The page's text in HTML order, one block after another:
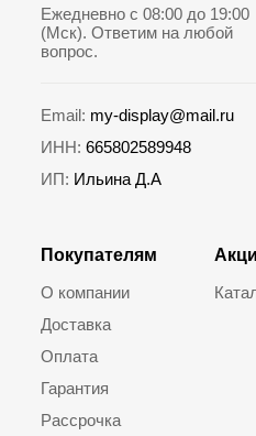
Покупателям
О компании
Доставка
Оплата
Гарантия
Рассрочка
Ежедневно с 08:00 до 19:00
(Мск). Ответим на любой
вопрос.
Email: my-display@mail.ru
ИНН: 665802589948
ИП: Ильина Д.А